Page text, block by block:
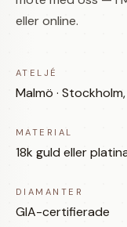
eller online.
ATELJÉ
Malmö ·
MATERIAL
18k guld eller
DIAMANTER
GIA-certifierade